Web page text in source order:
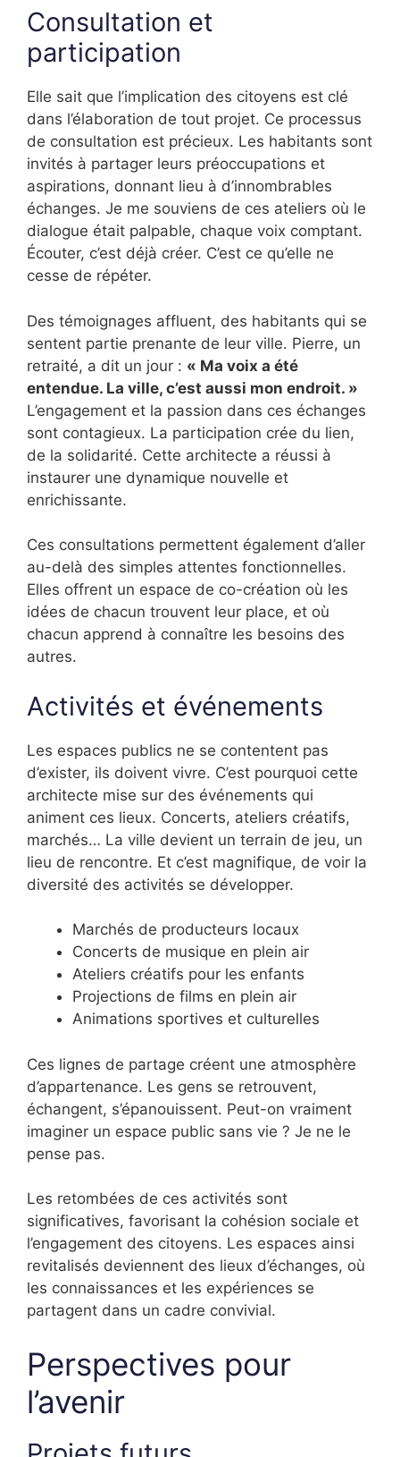
Consultation et
participation
Elle sait que l’implication des citoyens est clé
dans l’élaboration de tout projet. Ce processus
de consultation est précieux. Les habitants sont
invités à partager leurs préoccupations et
aspirations, donnant lieu à d’innombrables
échanges. Je me souviens de ces ateliers où le
dialogue était palpable, chaque voix comptant.
Écouter, c’est déjà créer. C’est ce qu’elle ne
cesse de répéter.
Des témoignages affluent, des habitants qui se
sentent partie prenante de leur ville. Pierre, un
retraité, a dit un jour : « Ma voix a été
entendue. La ville, c’est aussi mon endroit. »
L’engagement et la passion dans ces échanges
sont contagieux. La participation crée du lien,
de la solidarité. Cette architecte a réussi à
instaurer une dynamique nouvelle et
enrichissante.
Ces consultations permettent également d’aller
au-delà des simples attentes fonctionnelles.
Elles offrent un espace de co-création où les
idées de chacun trouvent leur place, et où
chacun apprend à connaître les besoins des
autres.
Activités et événements
Les espaces publics ne se contentent pas
d’exister, ils doivent vivre. C’est pourquoi cette
architecte mise sur des événements qui
animent ces lieux. Concerts, ateliers créatifs,
marchés… La ville devient un terrain de jeu, un
lieu de rencontre. Et c’est magnifique, de voir la
diversité des activités se développer.
Marchés de producteurs locaux
Concerts de musique en plein air
Ateliers créatifs pour les enfants
Projections de films en plein air
Animations sportives et culturelles
Ces lignes de partage créent une atmosphère
d’appartenance. Les gens se retrouvent,
échangent, s’épanouissent. Peut-on vraiment
imaginer un espace public sans vie ? Je ne le
pense pas.
Les retombées de ces activités sont
significatives, favorisant la cohésion sociale et
l’engagement des citoyens. Les espaces ainsi
revitalisés deviennent des lieux d’échanges, où
les connaissances et les expériences se
partagent dans un cadre convivial.
Perspectives pour
l’avenir